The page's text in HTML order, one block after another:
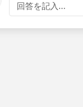
see the red tabs
回答を記入...